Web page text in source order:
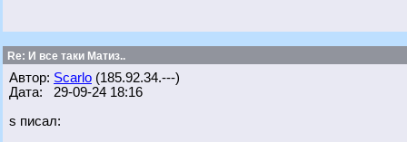
Re: И все таки Матиз..
Автор: Scarlo (185.92.34.---)
Дата: 29-09-24 18:16
s писал: